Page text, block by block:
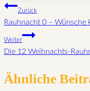
Zurück
Rauhnacht 0 – Wünsche
Weiter
Die 12 Weihnachts-
Ähnliche